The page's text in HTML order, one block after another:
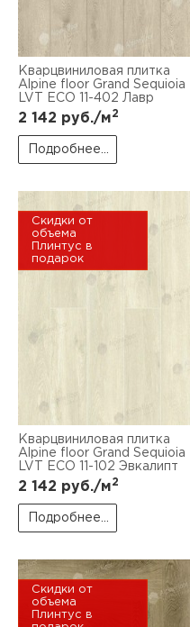
Кварцвиниловая плитка
Alpine floor Grand Sequioia
LVT ECO 11-402 Лавр
2 142 руб./м2
Подробнее...
Скидки от
объема
Плинтус в
подарок
Кварцвиниловая плитка
Alpine floor Grand Sequioia
LVT ECO 11-102 Эвкалипт
2 142 руб./м2
Подробнее...
Скидки от
объема
Плинтус в